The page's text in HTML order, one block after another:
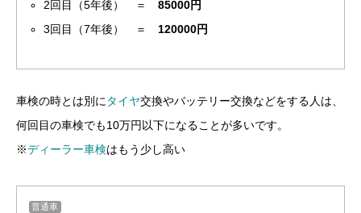
2回目（5年後） ＝85000円
3回目（7年後） ＝ 120000円
車検の時とは別に タイヤ交換やバッテリー交換などをする人は、
何回目の車検でも10万円以下になることが多いです。
※ディーラー車検はもう少し高い
普通車